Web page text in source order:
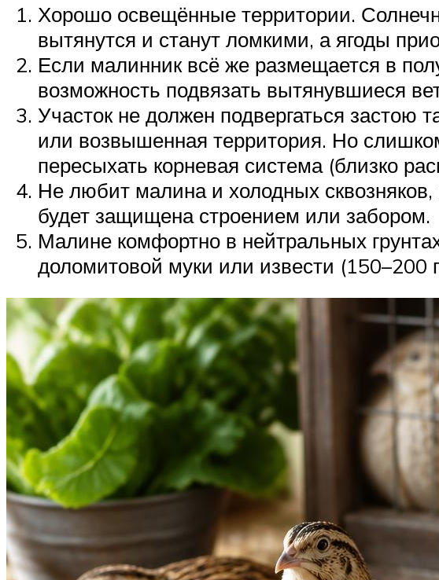
Хорошо освещённые территории.
вытянутся и станут ломкими, а ягоды
Если малинник всё же размещается в
возможность подвязать вытянувшиеся
Участок не должен подвергаться
или возвышенная территория. Но
пересыхать корневая система (близко
Не любит малина и холодных
будет защищена строением или забором.
Малине комфортно в нейтральных
доломитовой муки или извести (150–200